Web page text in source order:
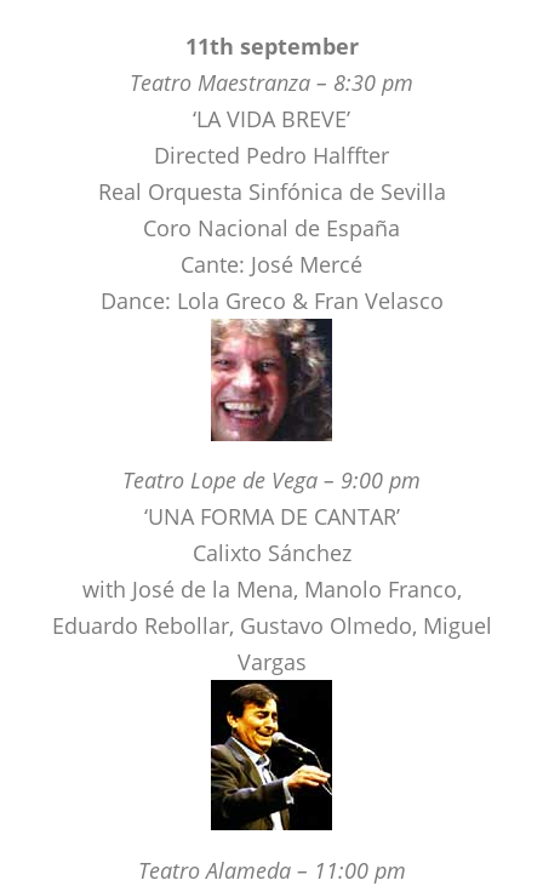
11th september
Teatro Maestranza – 8:30 pm
‘LA VIDA BREVE’
Directed Pedro Halffter
Real Orquesta Sinfónica de Sevilla
Coro Nacional de España
Cante: José Mercé
Dance: Lola Greco & Fran Velasco
Teatro Lope de Vega – 9:00 pm
‘UNA FORMA DE CANTAR’
Calixto Sánchez
with José de la Mena, Manolo Franco,
Eduardo Rebollar, Gustavo Olmedo, Miguel
Vargas
Teatro Alameda – 11:00 pm